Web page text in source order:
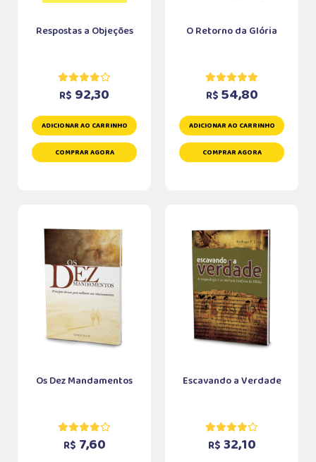
Respostas a Objeções
R$ 92,30
ADICIONAR AO CARRINHO
COMPRAR AGORA
O Retorno da Glória
R$ 54,80
ADICIONAR AO CARRINHO
COMPRAR AGORA
Os Dez Mandamentos
R$ 7,60
Escavando a Verdade
R$ 32,10